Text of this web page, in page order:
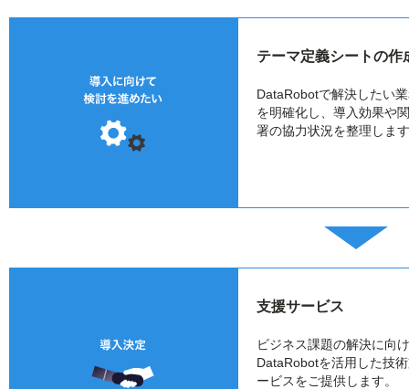
テーマ定義シートの作
DataRobotで解決したい
を明確化し、導入効果や
署の協力状況を整理しま
支援サービス
ビジネス課題の解決に向
DataRobotを活用した技
ービスをご提供します。